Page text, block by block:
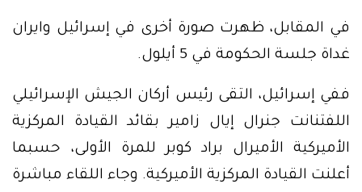
في المقابل، ظهرت صورة أخرى في إسرائيل وايران
غداة جلسة الحكومة في 5 أيلول.
ففي إسرائيل، التقى رئيس أركان الجيش الإسرائيلي
اللفتنانت جنرال إيال زامير بقائد القيادة المركزية
الأميركية الأميرال براد كوبر للمرة الأولى، حسبما
أعلنت القيادة المركزية الأميركية. وجاء اللقاء مباشرة